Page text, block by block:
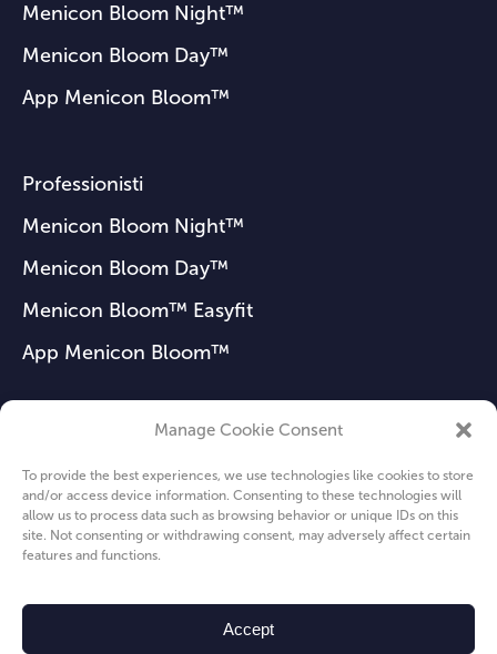
Manage Cookie Consent
To provide the best experiences, we use technologies like cookies to store
and/or access device information. Consenting to these technologies will
allow us to process data such as browsing behavior or unique IDs on this
site. Not consenting or withdrawing consent, may adversely affect certain
features and functions.
Accept
Menicon Bloom Night™
Menicon Bloom Day™
App Menicon Bloom™
Professionisti
Menicon Bloom Night™
Menicon Bloom Day™
Menicon Bloom™ Easyfit
App Menicon Bloom™
Notizie
Chi siamo
Privacy Policy
Cookie Policy